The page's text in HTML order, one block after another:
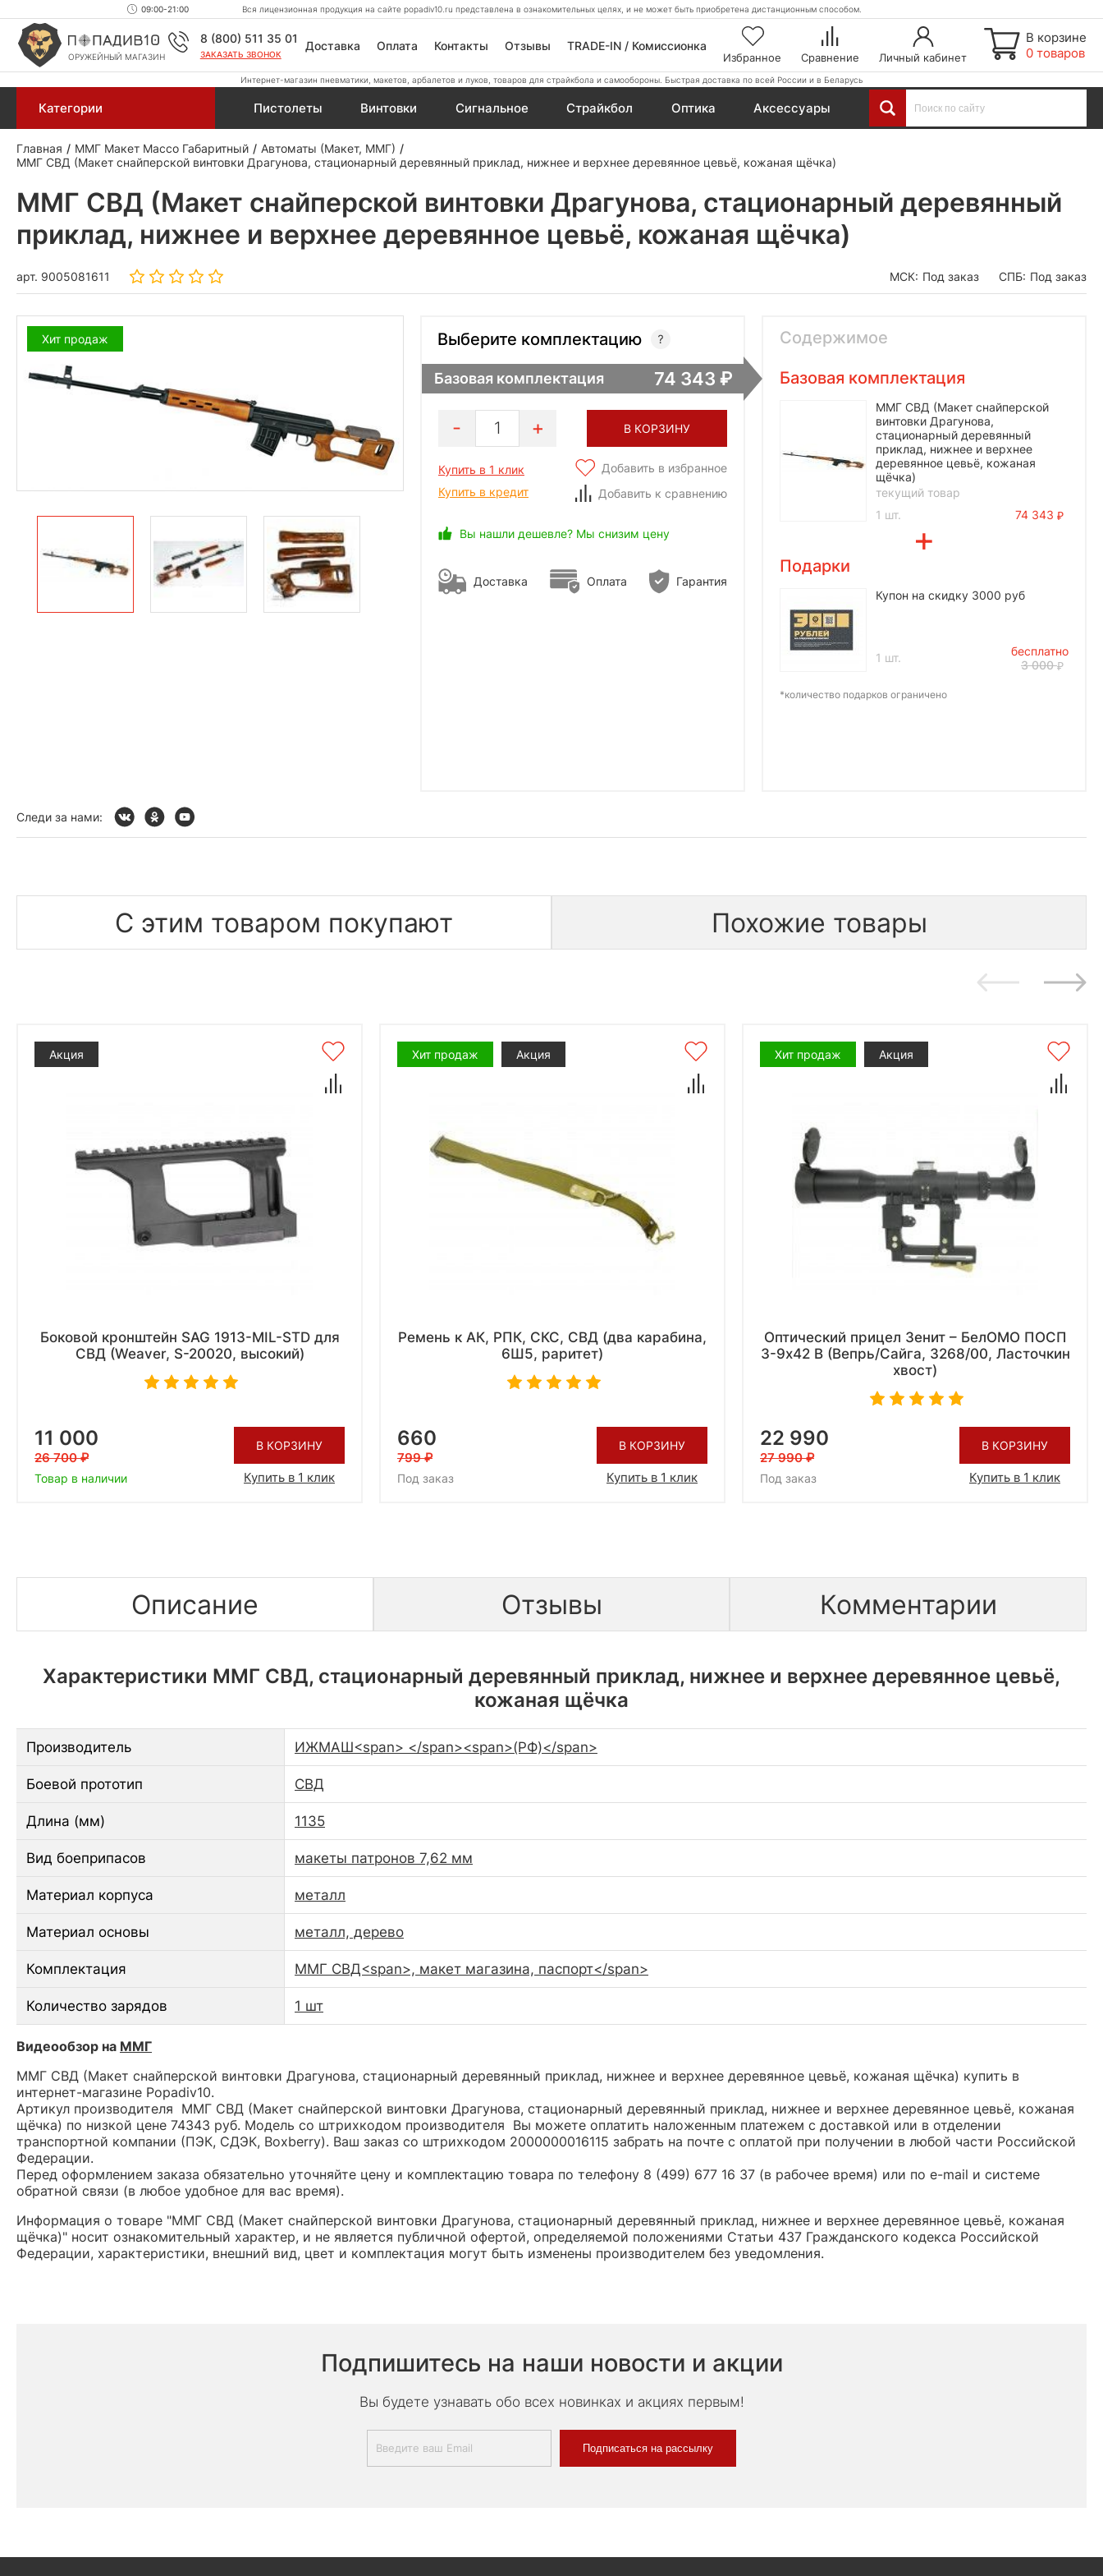
09:00-21:00 Вся лицензионная продукция на сайте popadiv10.ru представлена в ознакомительных целях, и не может быть приобретена дистанционным способом.
ОРУЖЕЙНЫЙ МАГАЗИН
8 (800) 511 35 01
ЗАКАЗАТЬ ЗВОНОК
Доставка Оплата Контакты Отзывы TRADE-IN / Комиссионка
Избранное Сравнение Личный кабинет
В корзине
0 товаров
Интернет-магазин пневматики, макетов, арбалетов и луков, товаров для страйкбола и самообороны. Быстрая доставка по всей России и в Беларусь
Категории Пистолеты Винтовки Сигнальное Страйкбол Оптика Аксессуары
Главная ММГ Макет Массо Габаритный
Автоматы (Макет, ММГ)
ММГ СВД (Макет снайперской винтовки Драгунова, стационарный деревянный приклад, нижнее и верхнее деревянное цевьё, кожаная щёчка)
ММГ СВД (Макет снайперской винтовки Драгунова, стационарный деревянный
приклад, нижнее и верхнее деревянное цевьё, кожаная щёчка)
арт. 9005081611 МСК: Под заказ СПБ: Под заказ
Хит продаж Выберите комплектацию
Базовая комплектация 74 343
1 В КОРЗИНУ
Купить в 1 клик
Купить в кредит
Добавить в избранное
Добавить к сравнению
Вы нашли дешевле? Мы снизим цену
Доставка Оплата Гарантия
Содержимое
Базовая комплектация
ММГ СВД (Макет снайперской
винтовки Драгунова,
стационарный деревянный
приклад, нижнее и верхнее
деревянное цевьё, кожаная
щёчка)
текущий товар
1 шт.
74 343
Подарки
Купон на скидку 3000 руб
1 шт.
бесплатно
3 000
*количество подарков ограничено
Следи за нами:
С этим товаром покупают Похожие товары
Акция
Боковой кронштейн SAG 1913-MIL-STD для
СВД (Weaver, S-20020, высокий)
11 000
26 700
Товар в наличии
В КОРЗИНУ
Купить в 1 клик
Хит продаж Акция
Ремень к АК, РПК, СКС, СВД (два карабина,
6Ш5, раритет)
660
799
Под заказ
В КОРЗИНУ
Купить в 1 клик
Хит продаж Акция
Оптический прицел Зенит – БелОМО ПОСП
3-9х42 В (Вепрь/Сайга, 3268/00, Ласточкин
хвост)
22 990
27 990
Под заказ
В КОРЗИНУ
Купить в 1 клик
Описание Отзывы Комментарии
Характеристики ММГ СВД, стационарный деревянный приклад, нижнее и верхнее деревянное цевьё,
кожаная щёчка
Производитель ИЖМАШ<span> </span><span>(РФ)</span>
Боевой прототип СВД
Длина (мм) 1135
Вид боеприпасов макеты патронов 7,62 мм
Материал корпуса металл
Материал основы металл, дерево
Комплектация ММГ СВД<span>, макет магазина, паспорт</span>
Количество зарядов 1 шт
Видеообзор на ММГ
ММГ СВД (Макет снайперской винтовки Драгунова, стационарный деревянный приклад, нижнее и верхнее деревянное цевьё, кожаная щёчка) купить в
интернет-магазине Popadiv10.
Артикул производителя ММГ СВД (Макет снайперской винтовки Драгунова, стационарный деревянный приклад, нижнее и верхнее деревянное цевьё, кожаная
щёчка) по низкой цене 74343 руб. Модель со штрихкодом производителя Вы можете оплатить наложенным платежем с доставкой или в отделении
транспортной компании (ПЭК, СДЭК, Boxberry). Ваш заказ со штрихкодом 2000000016115 забрать на почте с оплатой при получении в любой части Российской
Федерации.
Перед оформлением заказа обязательно уточняйте цену и комплектацию товара по телефону 8 (499) 677 16 37 (в рабочее время) или по e-mail и системе
обратной связи (в любое удобное для вас время).
Информация о товаре "ММГ СВД (Макет снайперской винтовки Драгунова, стационарный деревянный приклад, нижнее и верхнее деревянное цевьё, кожаная
щёчка)" носит ознакомительный характер, и не является публичной офертой, определяемой положениями Статьи 437 Гражданского кодекса Российской
Федерации, характеристики, внешний вид, цвет и комплектация могут быть изменены производителем без уведомления.
Подпишитесь на наши новости и акции
Вы будете узнавать обо всех новинках и акциях первым!
Подписаться на рассылку